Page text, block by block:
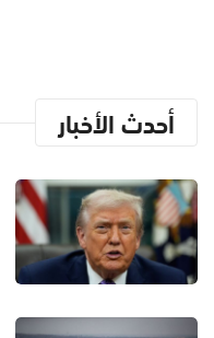
أحدث الأخبار